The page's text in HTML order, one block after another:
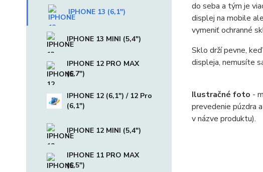
IPHONE 13 (6,1")
IPHONE 13 MINI (5,4")
IPHONE 12 PRO MAX
(6,7")
IPHONE 12 (6,1") / 12 Pro
(6,1")
IPHONE 12 MINI (5,4")
IPHONE 11 PRO MAX
(6,5")
do seba a tým je
displej na mobile
vymeniť ochranné
Sklo drží pevne,
displeja, nemusíte
Ilustračné foto -
prevedenie púzdra
v názve produktu).